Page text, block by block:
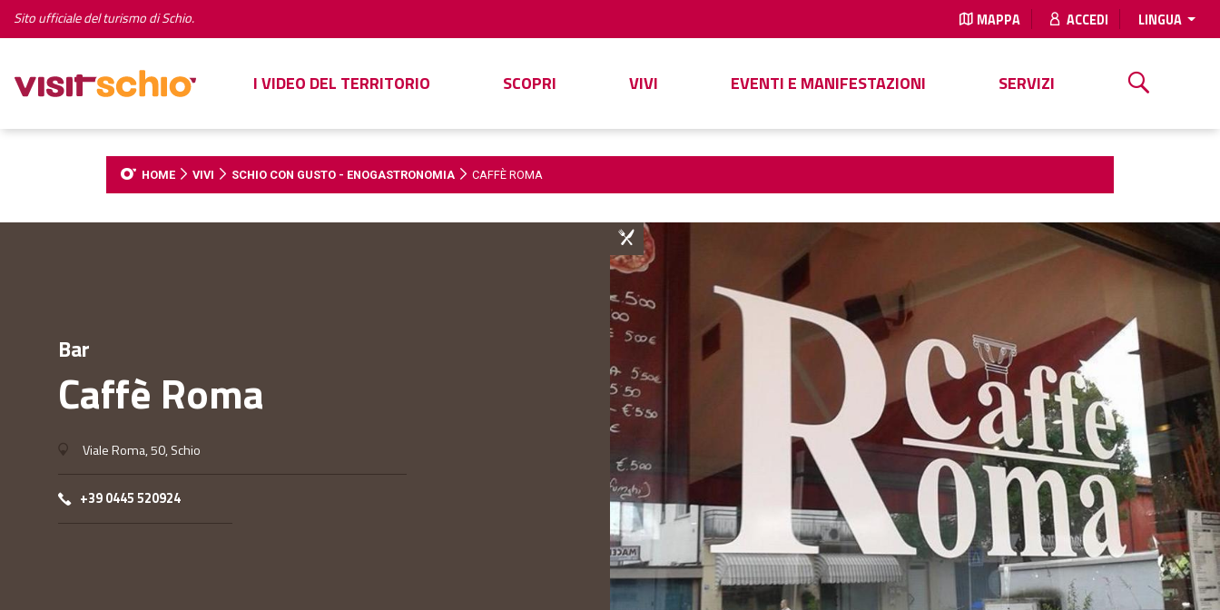
Sito ufficiale del turismo di Schio. MAPPA ACCEDI LINGUA
I VIDEO DEL TERRITORIO SCOPRI VIVI EVENTI E MANIFESTAZIONI SERVIZI
HOME VIVI SCHIO CON GUSTO - ENOGASTRONOMIA CAFFÈ ROMA
Bar
Caffè Roma
Viale Roma, 50, Schio
+39 0445 520924